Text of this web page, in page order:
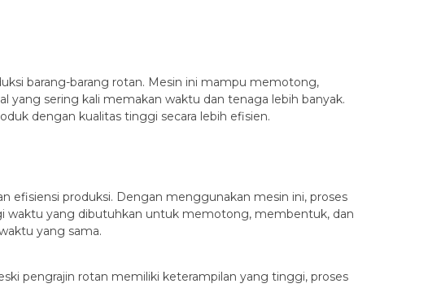
barang-barang rotan. Mesin ini mampu memotong,
yang sering kali memakan waktu dan tenaga lebih banyak.
dengan kualitas tinggi secara lebih efisien.
produksi. Dengan menggunakan mesin ini, proses
waktu yang dibutuhkan untuk memotong, membentuk, dan
yang sama.
pengrajin rotan memiliki keterampilan yang tinggi, proses